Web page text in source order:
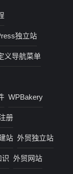
独立站
义导航菜单
WPBakery
册
站 外贸独立站
识 外贸网站